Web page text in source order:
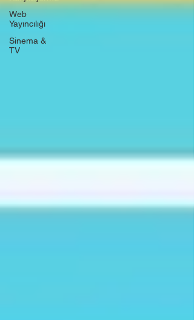
Web
Yayıncılığı
Sinema &
TV